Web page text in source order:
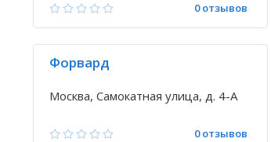
0 отзывов
Форвард
Москва, Самокатная улица, д. 4-А
0 отзывов